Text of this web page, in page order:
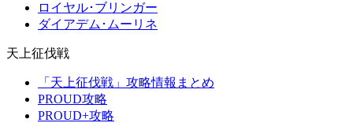
ロイヤル･ブリンガー
ダイアデム･ムーリネ
天上征伐戦
「天上征伐戦」攻略情報まとめ
PROUD攻略
PROUD+攻略